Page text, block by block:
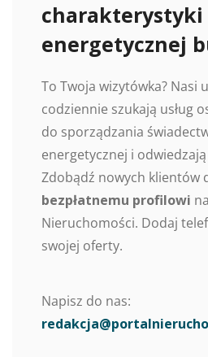
charakterystyki
energetycznej
To Twoja wizytówka? Nasi
codziennie szukają usług
do sporządzania
energetycznej i
Zdobądź nowych klientów
bezpłatnemu profilowi
Nieruchomości. Dodaj
swojej oferty.
Napisz do nas: